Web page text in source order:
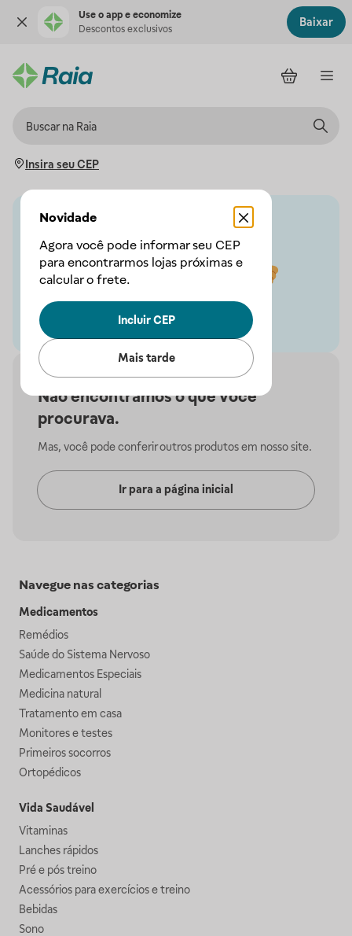
Use o app e economize
Descontos exclusivos
Baixar
Insira seu CEP
Novidade
Agora você pode informar seu CEP
para encontrarmos lojas próximas e
calcular o frete.
Incluir CEP
Mais tarde
Não encontramos o que você
procurava.
Mas, você pode conferir outros produtos em nosso site.
Ir para a página inicial
Navegue nas categorias
Medicamentos
Remédios
Saúde do Sistema Nervoso
Medicamentos Especiais
Medicina natural
Tratamento em casa
Monitores e testes
Primeiros socorros
Ortopédicos
Vida Saudável
Vitaminas
Lanches rápidos
Pré e pós treino
Acessórios para exercícios e treino
Bebidas
Sono